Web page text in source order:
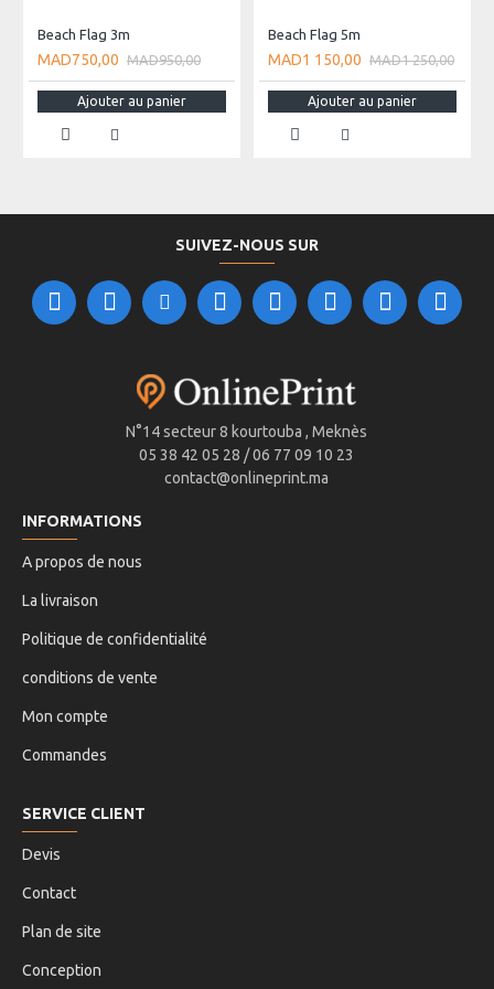
Beach Flag 3m
MAD750,00 MAD950,00
Ajouter au panier
Beach Flag 5m
MAD1 150,00 MAD1 250,00
Ajouter au panier
SUIVEZ-NOUS SUR
N°14 secteur 8 kourtouba , Meknès
05 38 42 05 28 / 06 77 09 10 23
contact@onlineprint.ma
INFORMATIONS
A propos de nous
La livraison
Politique de confidentialité
conditions de vente
Mon compte
Commandes
SERVICE CLIENT
Devis
Contact
Plan de site
Conception